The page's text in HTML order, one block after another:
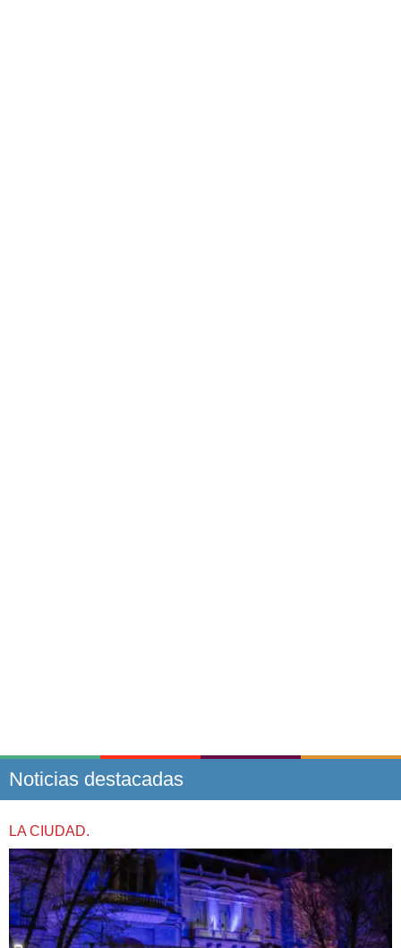
Noticias destacadas
LA CIUDAD.